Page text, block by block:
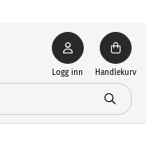
Logg inn Handlekurv